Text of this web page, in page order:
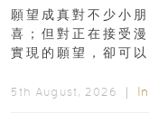
新界
願望成真對不少小
喜；但對正在接受
實現的願望，卻可
5th August, 2026 ｜ In